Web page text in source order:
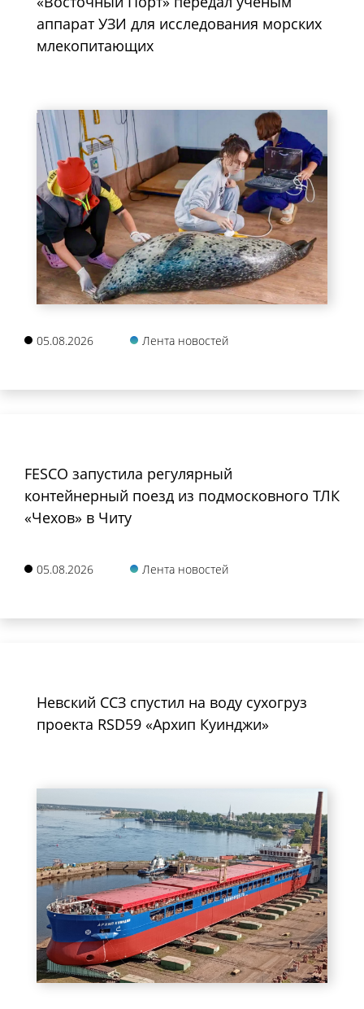
аппарат УЗИ для исследования морских
млекопитающих
05.08.2026 Лента новостей
FESCO запустила регулярный
контейнерный поезд из подмосковного ТЛК
«Чехов» в Читу
05.08.2026 Лента новостей
Невский ССЗ спустил на воду сухогруз
проекта RSD59 «Архип Куинджи»